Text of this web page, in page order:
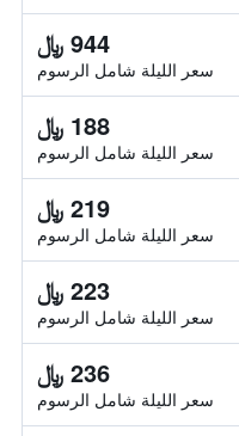
944 ﷼
سعر الليلة شامل الرسوم
188 ﷼
سعر الليلة شامل الرسوم
219 ﷼
سعر الليلة شامل الرسوم
223 ﷼
سعر الليلة شامل الرسوم
236 ﷼
سعر الليلة شامل الرسوم